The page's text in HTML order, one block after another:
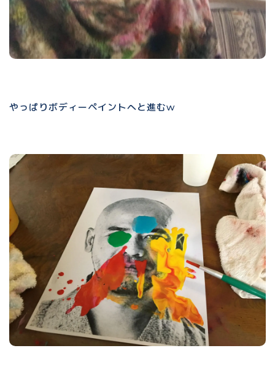
やっぱりボディーペイントへと進むw